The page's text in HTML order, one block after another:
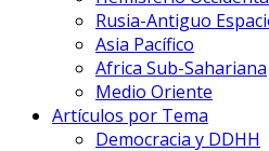
Rusia-Antiguo
Asia Pacífico
Africa Sub-Sahariana
Medio Oriente
Artículos por Tema
Democracia y DDHH